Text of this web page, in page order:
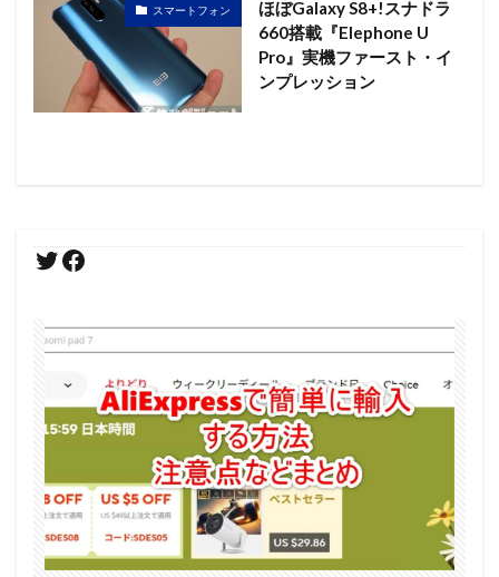
スマートフォン
ほぼGalaxy S8+!スナドラ
660搭載『Elephone U
Pro』実機ファースト・イ
ンプレッション